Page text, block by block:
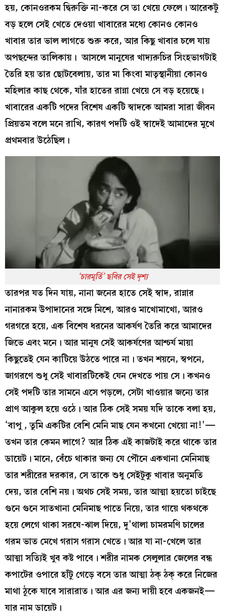
হয়, কোনওরকম দ্বিরুক্তি না-করে সে তা খেয়ে ফেলে। আরেকটু
বড় হলে সেই খেতে দেওয়া খাবারের মধ্যে কোনও কোনও
খাবার তার ভাল লাগতে শুরু করে, আর কিছু খাবার চলে যায়
অপছন্দের তালিকায়। আসলে মানুষের খাদ্যরুচির সিংহভাগটাই
তৈরি হয় তার ছোটবেলায়, তার মা কিংবা মাতৃস্থানীয়া কোনও
মহিলার কাছ থেকে, যাঁর হাতের রান্না খেয়ে সে বড় হয়েছে।
খাবারের একটি পদের বিশেষ একটি স্বাদকে আমরা সারা জীবন
প্রিয়তম বলে মনে রাখি, কারণ পদটি ওই স্বাদেই আমাদের মুখে
প্রথমবার উঠেছিল।
‘চারমূর্তি’ ছবির সেই দৃশ্য
তারপর যত দিন যায়, নানা জনের হাতে সেই স্বাদ, রান্নার
নানারকম উপাদানের সঙ্গে মিশে, আরও মাখোমাখো, আরও
গরগরে হয়ে, এক বিশেষ ধরনের আকর্ষণ তৈরি করে আমাদের
জিভে এবং মনে। আর মানুষ সেই আকর্ষণের আশ্চর্য মায়া
কিছুতেই যেন কাটিয়ে উঠতে পারে না। তখন শয়নে, স্বপনে,
জাগরণে শুধু সেই খাবারটিকেই যেন দেখতে পায় সে। কখনও
সেই পদটি তার সামনে এসে পড়লে, সেটা খাওয়ার জন্যে তার
প্রাণ আকুল হয়ে ওঠে। আর ঠিক সেই সময় যদি তাকে বলা হয়,
‘বাপু , তুমি একটির বেশি মেনি মাছ যেন কখনো খেয়ো না!’—
তখন তার কেমন লাগে? আর ঠিক এই কাজটাই করে থাকে তার
ডায়েট। মানে, বেঁচে থাকার জন্য যে পৌনে একখানা মেনিমাছ
তার শরীরের দরকার, সে তাকে শুধু সেইটুকু খাবার অনুমতি
দেয়, তার বেশি নয়। অথচ সেই সময়, তার আত্মা হয়তো চাইছে
গুনে গুনে সাতখানা মেনিমাছ পাতে নিয়ে, তার গায়ে থকথকে
হয়ে লেগে থাকা সরষে-ঝাল দিয়ে, দু’থালা চামরমণি চালের
গরম ভাত মেখে গরাস গরাস খেতে। আর যা না-খেলে তার
আত্মা সত্যিই খুব কষ্ট পাবে। শরীর নামক সেলুলার জেলের বন্ধ
কপাটের ওপারে হাঁটু গেড়ে বসে তার আত্মা ঠক্‌ ঠক্‌ করে নিজের
মাথা ঠুকে যাবে সারারাত। আর এর জন্য দায়ী হবে একজনই—
যার নাম ডায়েট।